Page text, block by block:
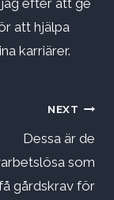
efter att ge
att hjälpa
karriärer.
NEXT
Dessa är de
som
gårdskrav för